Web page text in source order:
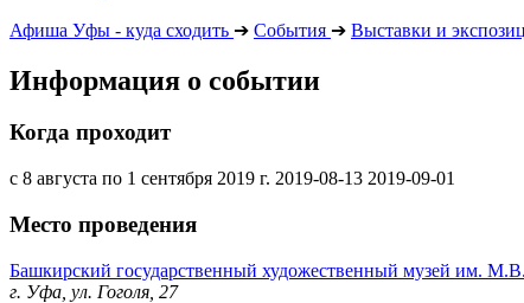
Афиша Уфы - куда сходить ➔ События ➔ Выставки и
Информация о событии
Когда проходит
с 8 августа по 1 сентября 2019 г. 2019-08-13 2019-09-01
Место проведения
Башкирский государственный художественный музей им.
г. Уфа, ул. Гоголя, 27